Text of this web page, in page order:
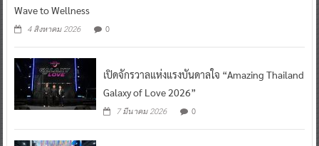
Wave to Wellness
4 สิงหาคม 2026 0
เปิดจักรวาลแห่งแรงบันดาลใจ “Amazing Thailand
Galaxy of Love 2026”
7 มีนาคม 2026 0